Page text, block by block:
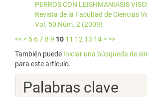
PERROS CON LEISHMANIASIS
Revista de la Facultad de Ciencias
Vol. 50 Núm. 2 (2009)
<< < 5 678 9 10 11 12 13 14 > >>
También puede Iniciar una búsqueda de
para este artículo.
Palabras clave